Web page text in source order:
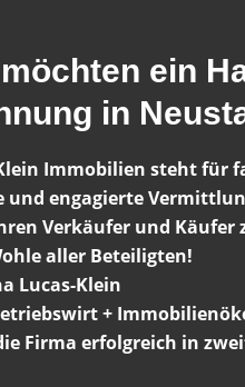
ein
in
Immobilien steht für
und engagierte
Verkäufer und Käufer
aller Beteiligten!
Lucas-Klein
+
Firma erfolgreich in